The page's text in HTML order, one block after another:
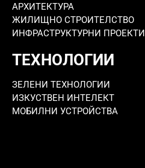
АРХИТЕКТУРА
ЖИЛИЩНО СТРОИТЕЛСТВО
ИНФРАСТРУКТУРНИ ПРОЕКТИ
ТЕХНОЛОГИИ
ЗЕЛЕНИ ТЕХНОЛОГИИ
ИЗКУСТВЕН ИНТЕЛЕКТ
МОБИЛНИ УСТРОЙСТВА